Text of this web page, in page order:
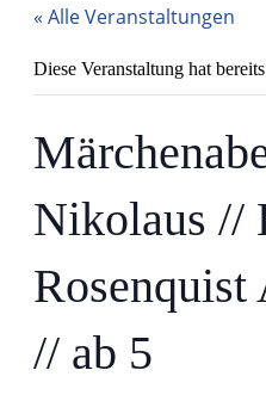
« Alle Veranstaltungen
Diese Veranstaltung hat
Nikolaus //
Rosenquist
// ab 5